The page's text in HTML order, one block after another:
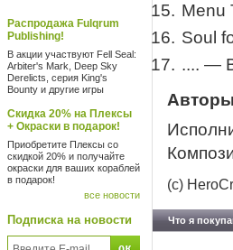
Распродажа Fulqrum
Publishing!
В акции участвуют Fell Seal:
Arbiter's Mark, Deep Sky
Derelicts, серия King's
Bounty и другие игры
Скидка 20% на Плексы
+ Окраски в подарок!
Приобретите Плексы со
скидкой 20% и получайте
окраски для ваших кораблей
в подарок!
все новости
Подписка на новости
Menu
Soul
.... —
Авторы
(c)
Что я